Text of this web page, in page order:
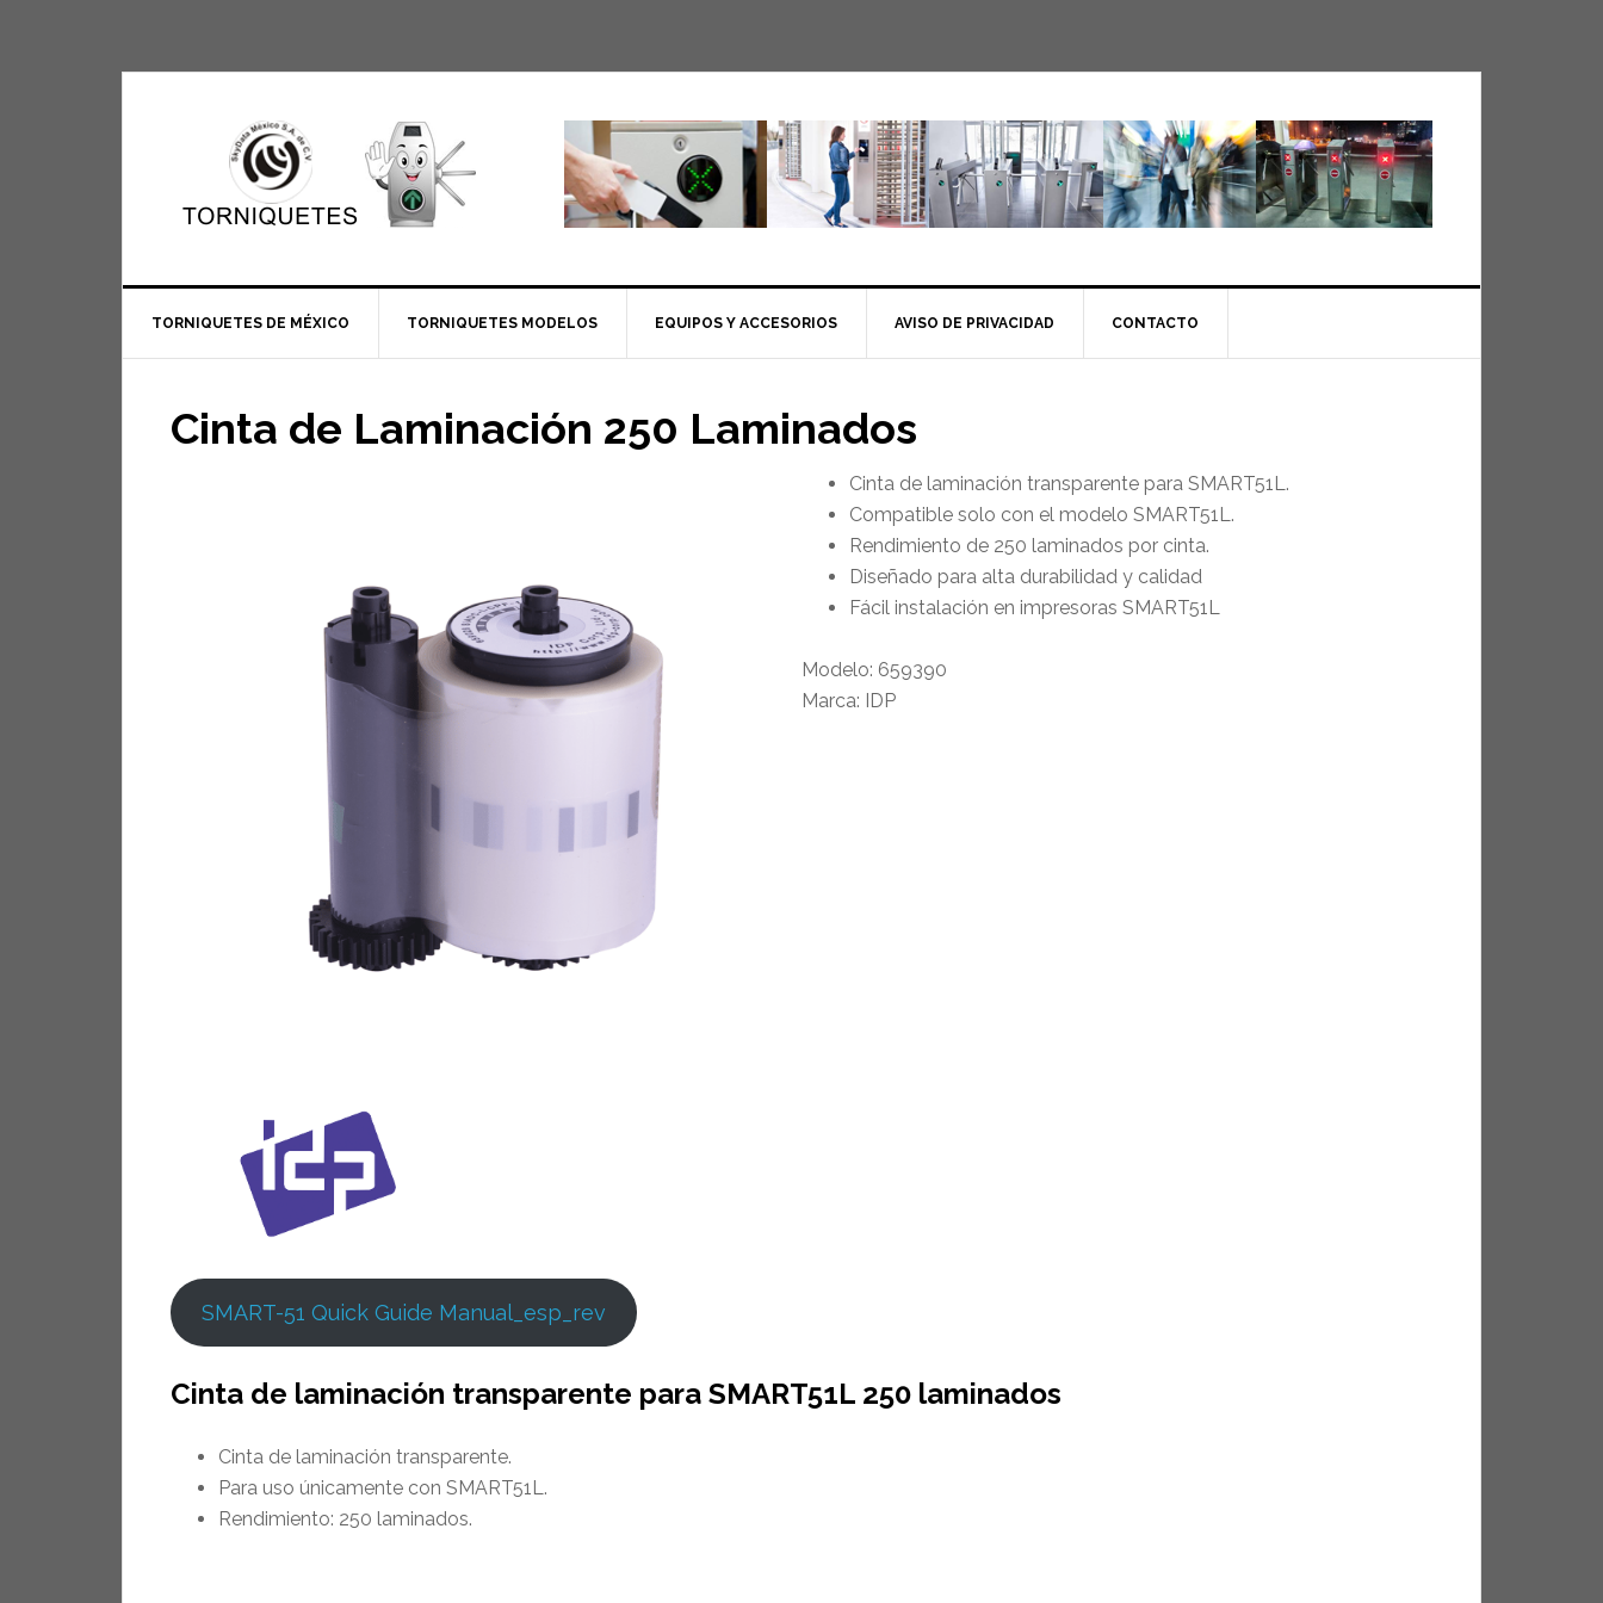
TORNIQUETES DE MÉXICO TORNIQUETES MODELOS EQUIPOS Y ACCESORIOS AVISO DE PRIVACIDAD CONTACTO
Cinta de Laminación 250 Laminados
Cinta de laminación transparente para SMART51L.
Compatible solo con el modelo SMART51L.
Rendimiento de 250 laminados por cinta.
Diseñado para alta durabilidad y calidad
Fácil instalación en impresoras SMART51L
Modelo: 659390
Marca: IDP
SMART-51 Quick Guide Manual_esp_rev
Cinta de laminación transparente para SMART51L 250 laminados
Cinta de laminación transparente.
Para uso únicamente con SMART51L.
Rendimiento: 250 laminados.